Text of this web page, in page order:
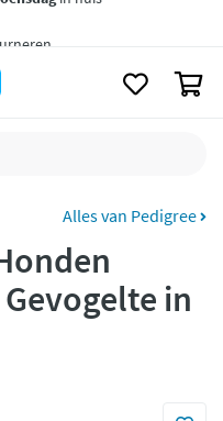
Alles van Pedigree
in